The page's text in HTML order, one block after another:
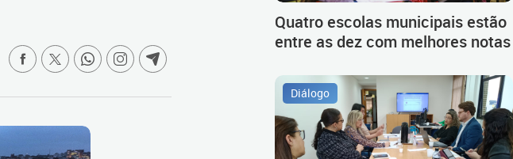
Quatro escolas municipais estão
entre as dez com melhores notas
Diálogo